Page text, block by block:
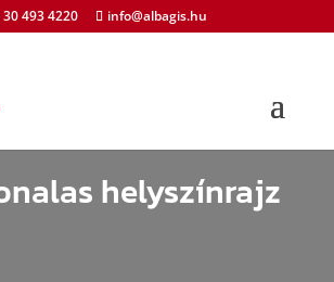
30 493 4220 info@albagis.hu
helyszínrajz